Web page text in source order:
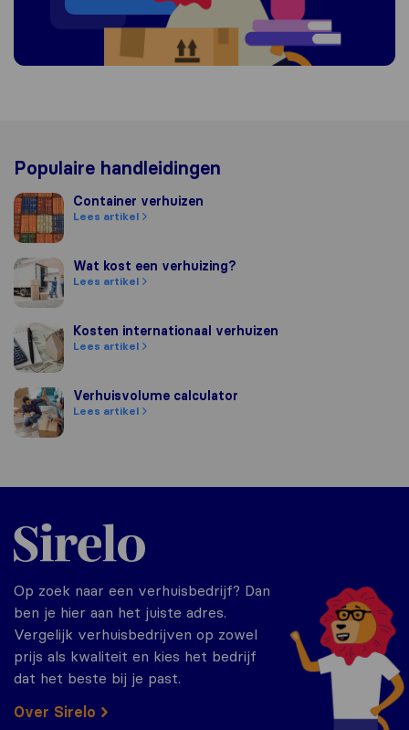
Populaire handleidingen
Container verhuizen
Container verhuizen
Lees artikel
Wat kost een verhuizing?
Wat kost een verhuizing?
Lees artikel
Kosten internationaal verhuizen
Kosten internationaal verhuizen
Lees artikel
Verhuisvolume calculator
Verhuisvolume calculator
Lees artikel
Sirelo.nl
Op zoek naar een verhuisbedrijf? Dan
ben je hier aan het juiste adres.
Vergelijk verhuisbedrijven op zowel
prijs als kwaliteit en kies het bedrijf
dat het beste bij je past.
Over Sirelo